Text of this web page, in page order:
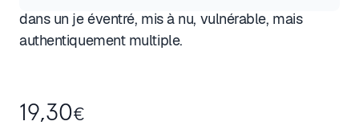
dans un je éventré, mis à nu, vulnérable, mais
authentiquement multiple.
19,30€